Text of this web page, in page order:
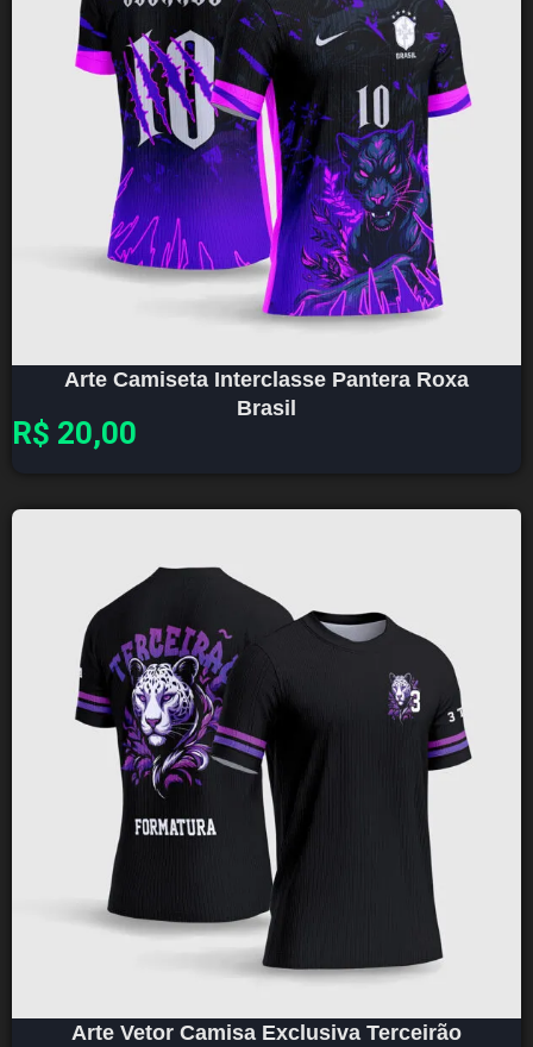
Arte Camiseta Interclasse Pantera Roxa
Brasil
R$ 20,00
Arte Vetor Camisa Exclusiva Terceirão